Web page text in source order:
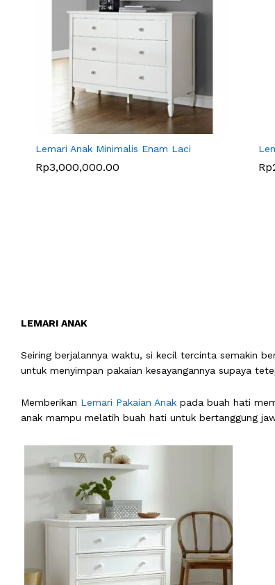
Lemari Anak Minimalis Enam Laci
Rp3,000,000.00
Rp3,000,000.00 Rp
Rp
LEMARI ANAK
Seiring berjalannya waktu, si kecil tercinta semakin
untuk menyimpan pakaian kesayangannya supaya
Memberikan Lemari Pakaian Anak pada buah hati
anak mampu melatih buah hati untuk bertanggung